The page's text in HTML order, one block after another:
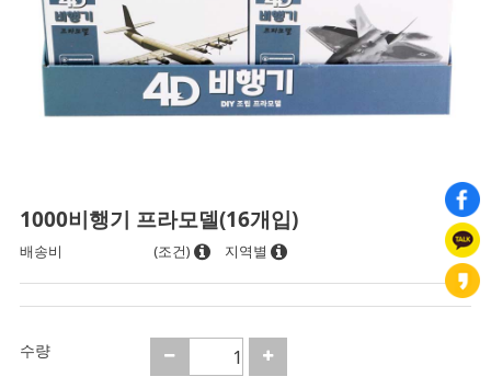
1000비행기 프라모델(16개입)
배송비 (조건) 지역별
수량